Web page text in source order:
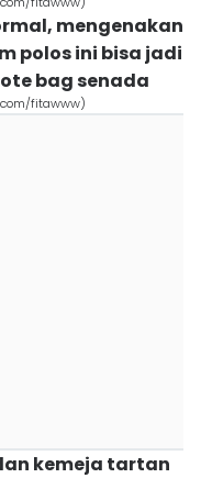
mengenakan
polos ini bisa jadi
bag senada
fitawww)
kemeja tartan